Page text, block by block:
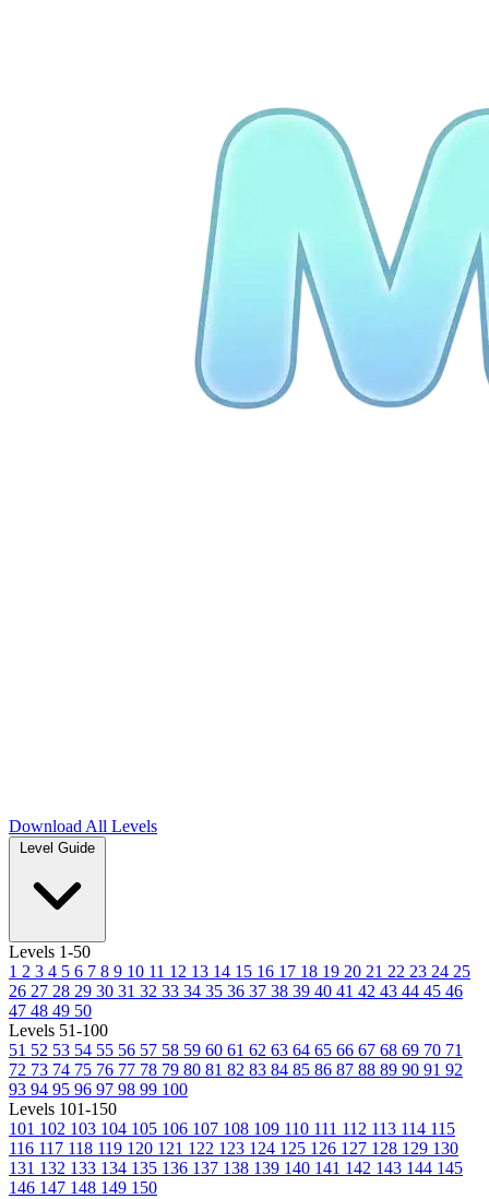
Download All Levels
Level Guide
Levels 1-50
1 2 3 4 5 6 7 8 9 10 11 12 13 14 15 16 17 18 19 20 21 22 23 24 25
26 27 28 29 30 31 32 33 34 35 36 37 38 39 40 41 42 43 44 45 46
47 48 49 50
Levels 51-100
51 52 53 54 55 56 57 58 59 60 61 62 63 64 65 66 67 68 69 70 71
72 73 74 75 76 77 78 79 80 81 82 83 84 85 86 87 88 89 90 91 92
93 94 95 96 97 98 99 100
Levels 101-150
101 102 103 104 105 106 107 108 109 110 111 112 113 114 115
116 117 118 119 120 121 122 123 124 125 126 127 128 129 130
131 132 133 134 135 136 137 138 139 140 141 142 143 144 145
146 147 148 149 150